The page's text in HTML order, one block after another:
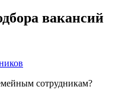
вакансий
сотрудникам?